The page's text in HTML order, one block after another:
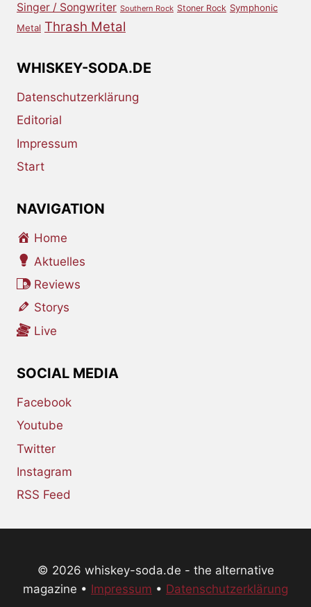
Singer / Songwriter Southern Rock Stoner Rock Symphonic
Metal Thrash Metal
WHISKEY-SODA.DE
Datenschutzerklärung
Editorial
Impressum
Start
NAVIGATION
Home
Aktuelles
Reviews
Storys
Live
SOCIAL MEDIA
Facebook
Youtube
Twitter
Instagram
RSS Feed
© 2026 whiskey-soda.de - the alternative
magazine • Impressum • Datenschutzerklärung